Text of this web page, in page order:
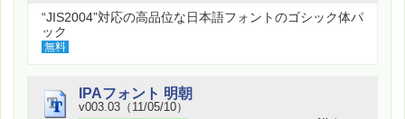
“JIS2004”対応の高品位な日本語フォントのゴシック体パ
ック
無料
IPAフォント 明朝
v003.03（11/05/10）